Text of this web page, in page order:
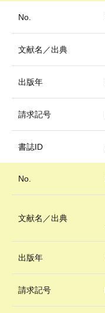
No.
文献名／出典
出版年
請求記号
書誌ID
No.
文献名／出典
出版年
請求記号